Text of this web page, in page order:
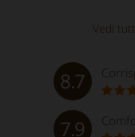
Vedi
8.7
7.9